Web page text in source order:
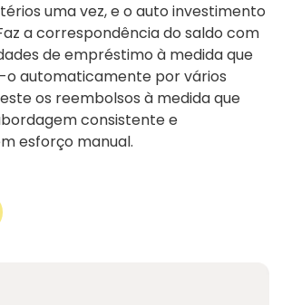
uma vez, e o auto investimento
a correspondência do saldo com
de empréstimo à medida que
o automaticamente por vários
os reembolsos à medida que
consistente e
esforço manual.